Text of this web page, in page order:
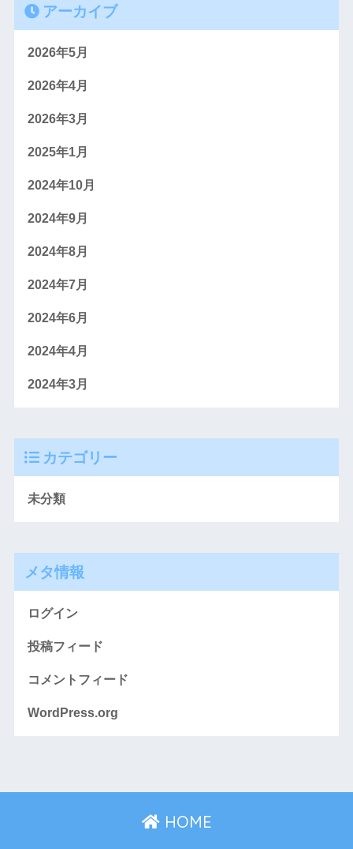
アーカイブ
2026年5月
2026年4月
2026年3月
2025年1月
2024年10月
2024年9月
2024年8月
2024年7月
2024年6月
2024年4月
2024年3月
カテゴリー
未分類
メタ情報
ログイン
投稿フィード
コメントフィード
WordPress.org
HOME